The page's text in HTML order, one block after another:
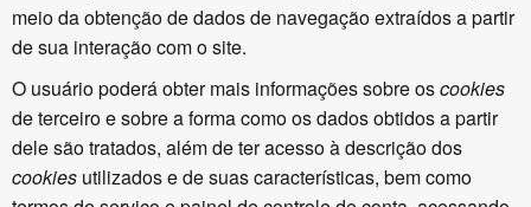
meio da obtenção de dados de navegação extraídos a partir
de sua interação com o site.
O usuário poderá obter mais informações sobre oscookies
de terceiro e sobre a forma como os dados obtidos a partir
dele são tratados, além de ter acesso à descrição dos
cookies utilizados e de suas características, bem como